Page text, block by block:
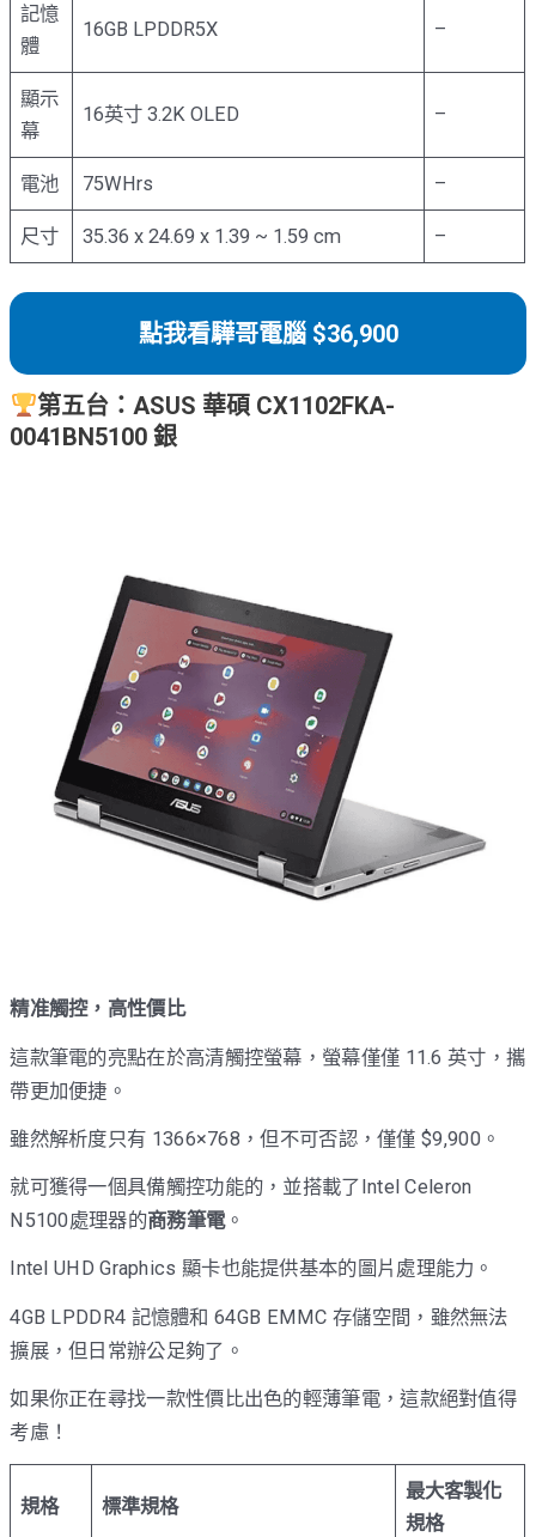
記憶
體
16GB LPDDR5X –
顯示
幕
16英寸 3.2K OLED –
電池 75WHrs –
尺寸 35.36 x 24.69 x 1.39 ~ 1.59 cm –
點我看驊哥電腦 $36,900
第五台：ASUS 華碩 CX1102FKA-
0041BN5100 銀
精准觸控，高性價比
這款筆電的亮點在於高清觸控螢幕，螢幕僅僅 11.6 英寸，攜
帶更加便捷。
雖然解析度只有 1366×768，但不可否認，僅僅 $9,900。
就可獲得一個具備觸控功能的，並搭載了Intel Celeron
N5100處理器的商務筆電。
Intel UHD Graphics 顯卡也能提供基本的圖片處理能力。
4GB LPDDR4 記憶體和 64GB EMMC 存儲空間，雖然無法
擴展，但日常辦公足夠了。
如果你正在尋找一款性價比出色的輕薄筆電，這款絕對值得
考慮！
規格 標準規格
最大客製化
規格